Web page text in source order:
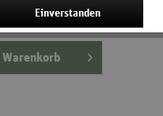
Warenkorb
Einverstanden